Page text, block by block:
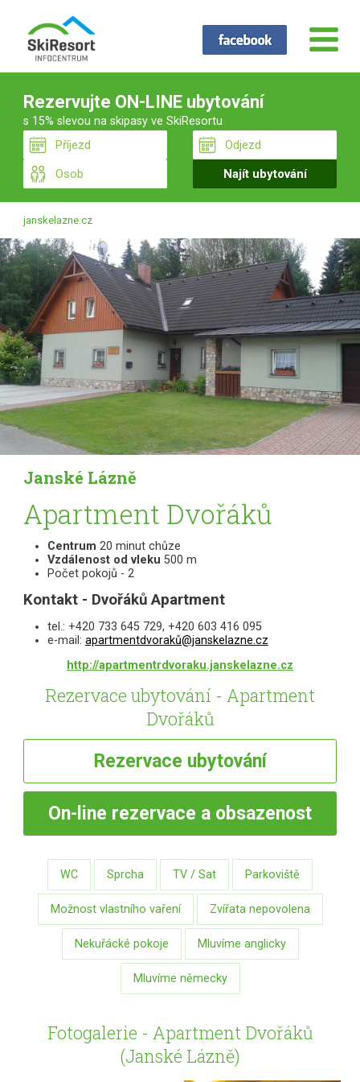
Rezervujte ON-LINE ubytování
s 15% slevou na skipasy ve SkiResortu
janskelazne.cz
Janské Lázně
Apartment Dvořáků
Centrum 20 minut chůze
Vzdálenost od vleku 500 m
Počet pokojů - 2
Kontakt - Dvořáků Apartment
tel.: +420 733 645 729, +420 603 416 095
e-mail: apartmentdvoraků@janskelazne.cz
http://apartmentrdvoraku.janskelazne.cz
Rezervace ubytování - Apartment
Dvořáků
Rezervace ubytování
On-line rezervace a obsazenost
WC Sprcha TV / Sat Parkoviště
Možnost vlastního vaření Zvířata nepovolena
Nekuřácké pokoje Mluvíme anglicky
Mluvíme německy
Fotogalerie - Apartment Dvořáků
(Janské Lázně)